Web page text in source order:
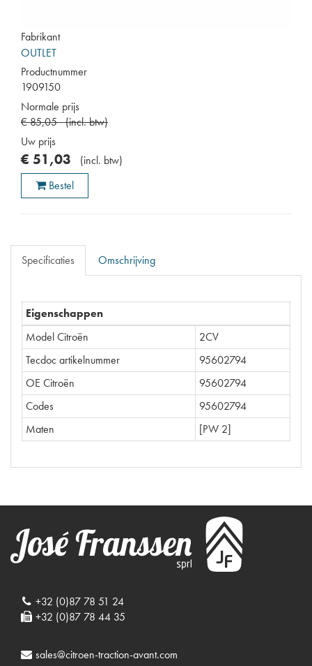
Fabrikant
OUTLET
Productnummer
1909150
Normale prijs
€85,05 (incl. btw)
Uw prijs
€ 51,03 (incl. btw)
Bestel
Specificaties Omschrijving
Eigenschappen
Model Citroën
2CV
Tecdoc artikelnummer
95602794
OE Citroën
95602794
Codes
95602794
Maten
[PW 2]
+32 (0)87 78 51 24
+32 (0)87 78 44 35
sales@citroen-traction-avant.com